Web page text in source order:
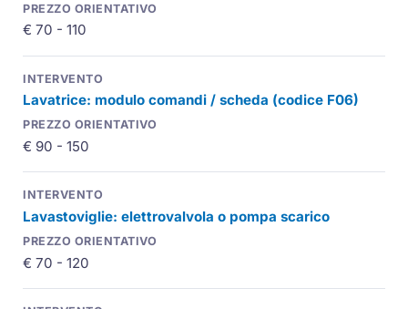
€ 70 - 110
Lavatrice: modulo comandi / scheda (codice F06)
€ 90 - 150
Lavastoviglie: elettrovalvola o pompa scarico
€ 70 - 120